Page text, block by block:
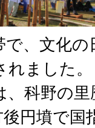
、文化
ました。
、科野の
円墳で国